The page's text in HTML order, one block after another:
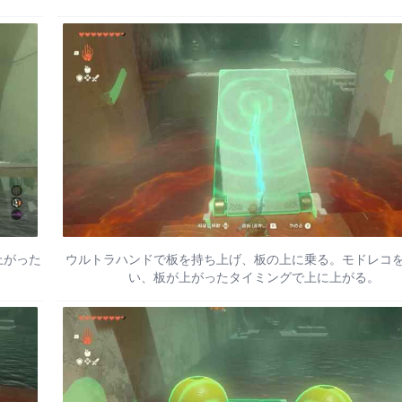
った
ウルトラハンドで板を持ち上げ、板の上に乗る。モドレコ
い、板が上がったタイミングで上に上がる。